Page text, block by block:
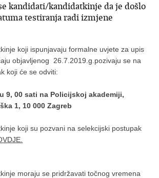
kandidati/kandidatkinje da je došlo
testiranja radi izmjene
koji ispunjavaju formalne uvjete za upis
objavljenog 26.7.2019.g.pozivaju se na
koji će se odviti:
9, 00 sati na Policijskoj akademiji,
1, 10 000 Zagreb
koji su pozvani na selekcijski postupak
moraju se pridržavati točnog vremena